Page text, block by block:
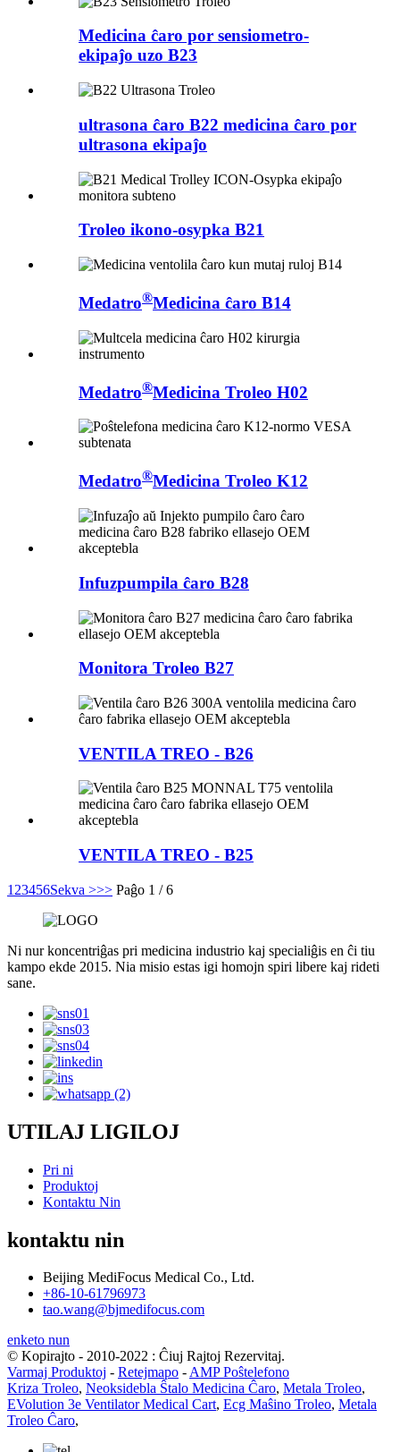
Medicina ĉaro por sensiometro-
ekipaĵo uzo B23
ultrasona ĉaro B22 medicina ĉaro por
ultrasona ekipaĵo
Troleo ikono-osypka B21
Medatro®Medicina ĉaro B14
Medatro®Medicina Troleo H02
Medatro®Medicina Troleo K12
Infuzpumpila ĉaro B28
Monitora Troleo B27
VENTILA TREO - B26
VENTILA TREO - B25
1 23456Sekva >>> Paĝo 1 / 6
Ni nur koncentriĝas pri medicina industrio kaj specialiĝis en ĉi tiu
kampo ekde 2015. Nia misio estas igi homojn spiri libere kaj rideti
sane.
UTILAJ LIGILOJ
Pri ni
Produktoj
Kontaktu Nin
kontaktu nin
Beijing MediFocus Medical Co., Ltd.
+86-10-61796973
tao.wang@bjmedifocus.com
enketo nun
© Kopirajto - 2010-2022 : Ĉiuj Rajtoj Rezervitaj.
Varmaj Produktoj - Retejmapo -AMP Poŝtelefono
Kriza Troleo, Neoksidebla Ŝtalo Medicina Ĉaro, Metala Troleo,
EVolution 3e Ventilator Medical Cart, Ecg Maŝino Troleo, Metala
Troleo Ĉaro,